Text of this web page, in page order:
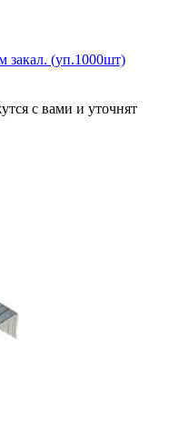
закал. (уп.1000шт)
с вами и уточнят